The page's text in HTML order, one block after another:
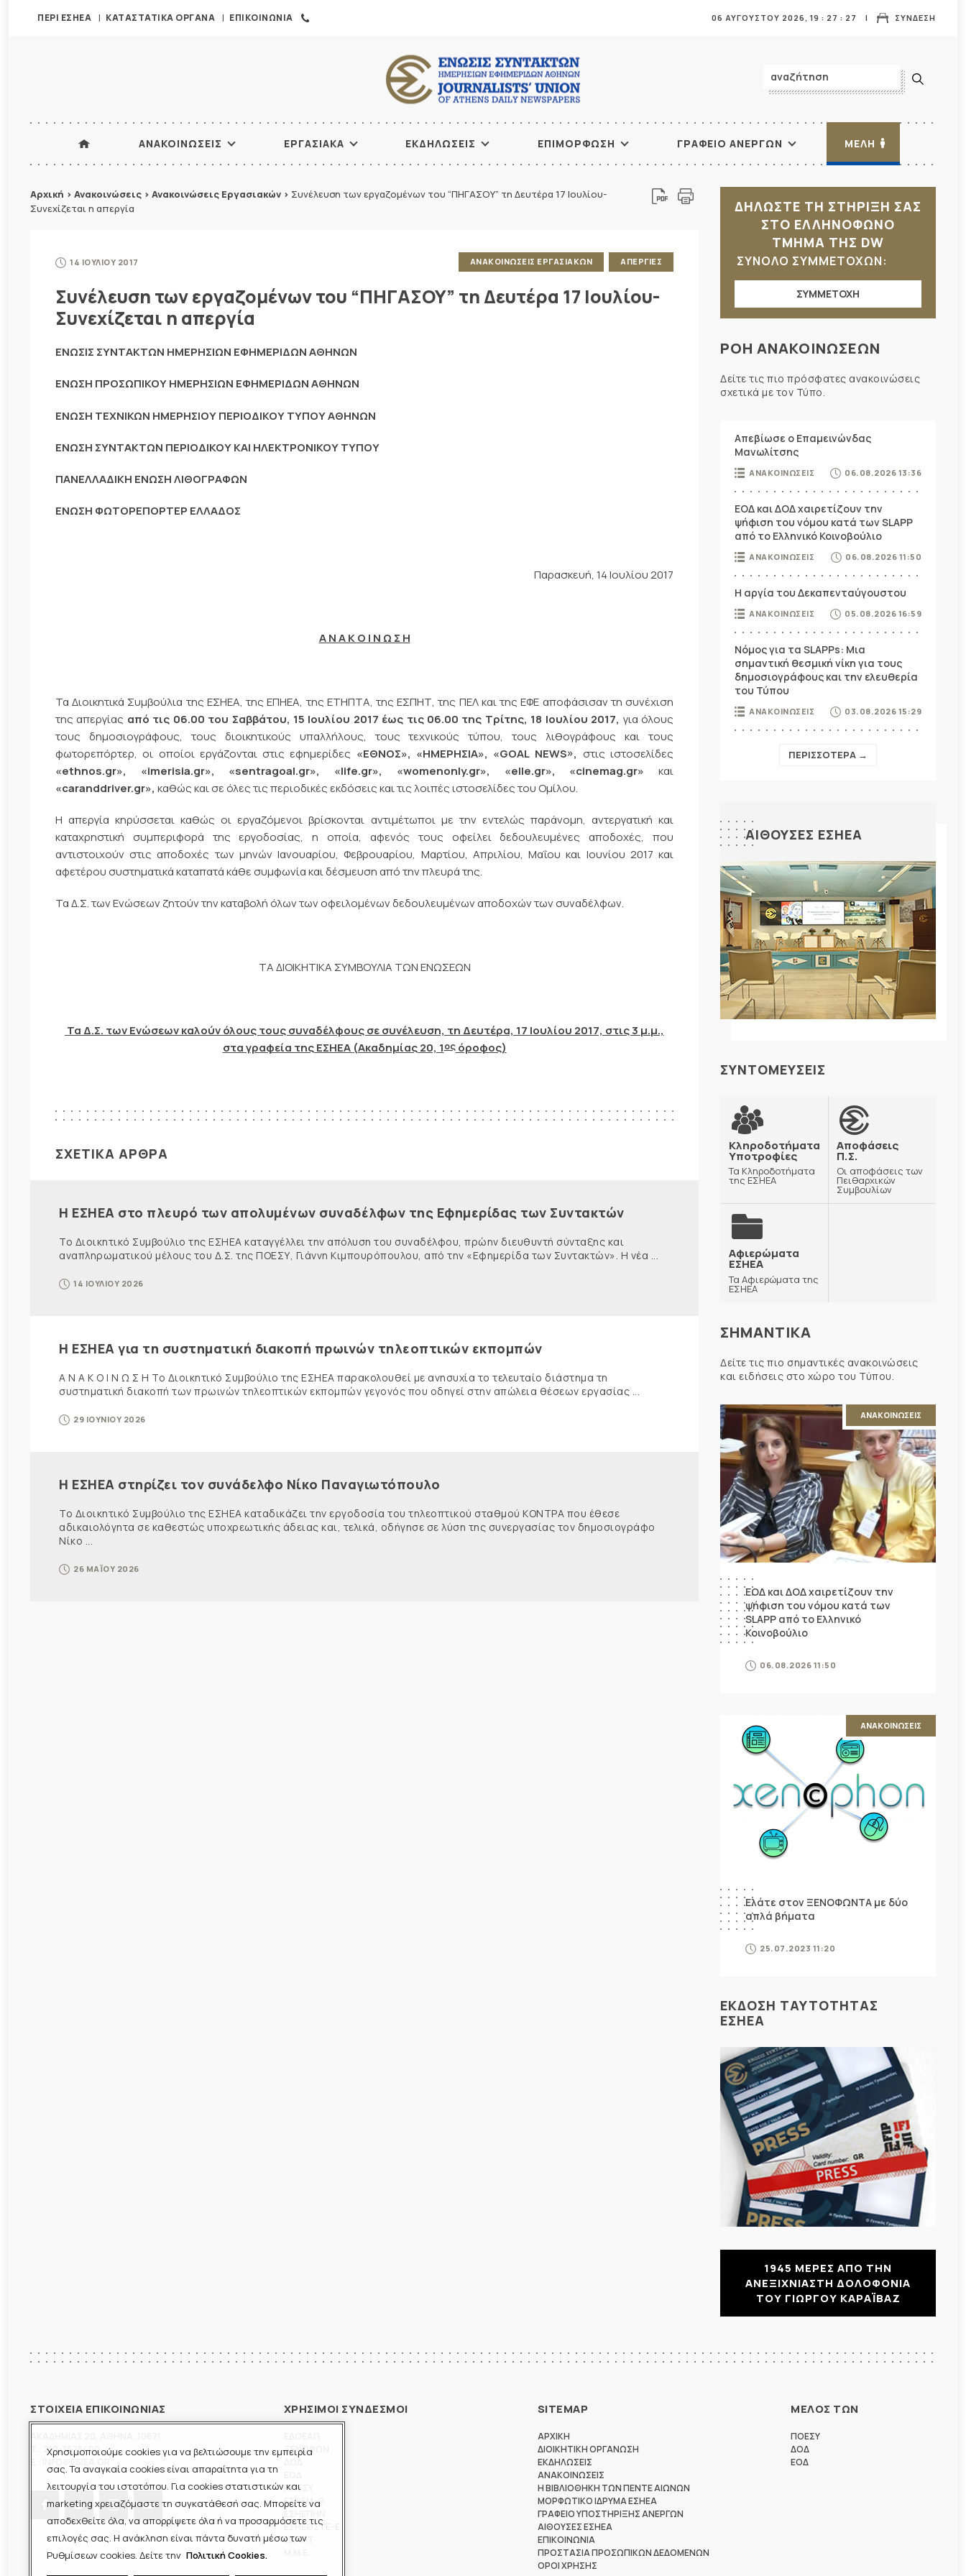
Χρησιμοποιούμε cookies για να βελτιώσουμε την εμπειρία
σας. Τα αναγκαία cookies είναι απαραίτητα για τη
λειτουργία του ιστοτόπου. Για cookies στατιστικών και
marketing χρειαζόμαστε τη συγκατάθεσή σας. Μπορείτε να
αποδεχθείτε όλα, να απορρίψετε όλα ή να προσαρμόσετε τις
επιλογές σας. Η ανάκληση είναι πάντα δυνατή μέσω των
Ρυθμίσεων cookies. Δείτε την Πολιτική Cookies.
ΠΕΡΙ ΕΣΗΕΑ ΚΑΤΑΣΤΑΤΙΚΑ ΟΡΓΑΝΑ ΕΠΙΚΟΙΝΩΝΙΑ ΣΥΝΔΕΣΗ
06 ΑΥΓΟΥΣΤΟΥ 2026, 19 : 27 : 28
ΑΝΑΚΟΙΝΩΣΕΙΣ ΕΡΓΑΣΙΑΚΑ ΕΚΔΗΛΩΣΕΙΣ ΕΠΙΜΟΡΦΩΣΗ ΓΡΑΦΕΙΟ ΑΝΕΡΓΩΝ ΜΕΛΗ
Αρχική > Ανακοινώσεις > Ανακοινώσεις Εργασιακών > Συνέλευση των εργαζομένων του “ΠΗΓΑΣΟΥ” τη Δευτέρα 17 Ιουλίου-
Συνεχίζεται η απεργία
14 ΙΟΥΛΙΟΥ 2017 ΑΝΑΚΟΙΝΩΣΕΙΣ ΕΡΓΑΣΙΑΚΩΝ ΑΠΕΡΓΙΕΣ
Συνέλευση των εργαζομένων του “ΠΗΓΑΣΟΥ” τη Δευτέρα 17 Ιουλίου-
Συνεχίζεται η απεργία
ΕΝΩΣΙΣ ΣΥΝΤΑΚΤΩΝ ΗΜΕΡΗΣΙΩΝ ΕΦΗΜΕΡΙΔΩΝ ΑΘΗΝΩΝ
ΕΝΩΣΗ ΠΡΟΣΩΠΙΚΟΥ ΗΜΕΡΗΣΙΩΝ ΕΦΗΜΕΡΙΔΩΝ ΑΘΗΝΩΝ
ΕΝΩΣΗ ΤΕΧΝΙΚΩΝ ΗΜΕΡΗΣΙΟΥ ΠΕΡΙΟΔΙΚΟΥ ΤΥΠΟΥ ΑΘΗΝΩΝ
ΕΝΩΣΗ ΣΥΝΤΑΚΤΩΝ ΠΕΡΙΟΔΙΚΟΥ ΚΑΙ ΗΛΕΚΤΡΟΝΙΚΟΥ ΤΥΠΟΥ
ΠΑΝΕΛΛΑΔΙΚΗ ΕΝΩΣΗ ΛΙΘΟΓΡΑΦΩΝ
ΕΝΩΣΗ ΦΩΤΟΡΕΠΟΡΤΕΡ ΕΛΛΑΔΟΣ
Παρασκευή, 14 Ιουλίου 2017
Α Ν Α Κ Ο Ι Ν Ω Σ Η
Τα Διοικητικά Συμβούλια της ΕΣΗΕΑ, της ΕΠΗΕΑ, της ΕΤΗΠΤΑ, της ΕΣΠΗΤ, της ΠΕΛ και της ΕΦΕ αποφάσισαν τη συνέχιση
της απεργίας από τις 06.00 του Σαββάτου, 15 Ιουλίου 2017 έως τις 06.00 της Τρίτης, 18 Ιουλίου 2017, για όλους
τους δημοσιογράφους, τους διοικητικούς υπαλλήλους, τους τεχνικούς τύπου, τους λιθογράφους και τους
φωτορεπόρτερ, οι οποίοι εργάζονται στις εφημερίδες «ΕΘΝΟΣ», «ΗΜΕΡΗΣΙΑ», «GOAL NEWS», στις ιστοσελίδες
«ethnos.gr», «imerisia.gr», «sentragoal.gr», «life.gr», «womenonly.gr», «elle.gr», «cinemag.gr»και
«caranddriver.gr», καθώς και σε όλες τις περιοδικές εκδόσεις και τις λοιπές ιστοσελίδες του Ομίλου.
Η απεργία κηρύσσεται καθώς οι εργαζόμενοι βρίσκονται αντιμέτωποι με την εντελώς παράνομη, αντεργατική και
καταχρηστική συμπεριφορά της εργοδοσίας, η οποία, αφενός τους οφείλει δεδουλευμένες αποδοχές, που
αντιστοιχούν στις αποδοχές των μηνών Ιανουαρίου, Φεβρουαρίου, Μαρτίου, Απριλίου, Μαΐου και Ιουνίου 2017 και
αφετέρου συστηματικά καταπατά κάθε συμφωνία και δέσμευση από την πλευρά της.
Τα Δ.Σ. των Ενώσεων ζητούν την καταβολή όλων των οφειλομένων δεδουλευμένων αποδοχών των συναδέλφων.
ΤΑ ΔΙΟΙΚΗΤΙΚΑ ΣΥΜΒΟΥΛΙΑ ΤΩΝ ΕΝΩΣΕΩΝ
Τα Δ.Σ. των Ενώσεων καλούν όλους τους συναδέλφους σε συνέλευση, τη Δευτέρα, 17 Ιουλίου 2017, στις 3 μ.μ.,
στα γραφεία της ΕΣΗΕΑ (Ακαδημίας 20, 1οςόροφος)
ΣΧΕΤΙΚΑ ΑΡΘΡΑ
Η ΕΣΗΕΑ στο πλευρό των απολυμένων συναδέλφων της Εφημερίδας των Συντακτών
Το Διοικητικό Συμβούλιο της ΕΣΗΕΑ καταγγέλλει την απόλυση του συναδέλφου, πρώην διευθυντή σύνταξης και
αναπληρωματικού μέλους του Δ.Σ. της ΠΟΕΣΥ, Γιάννη Κιμπουρόπουλου, από την «Εφημερίδα των Συντακτών». Η νέα ...
14 ΙΟΥΛΙΟΥ 2026
Η ΕΣΗΕΑ για τη συστηματική διακοπή πρωινών τηλεοπτικών εκπομπών
Α Ν Α Κ Ο Ι Ν Ω Σ Η Το Διοικητικό Συμβούλιο της ΕΣΗΕΑ παρακολουθεί με ανησυχία το τελευταίο διάστημα τη
συστηματική διακοπή των πρωινών τηλεοπτικών εκπομπών γεγονός που οδηγεί στην απώλεια θέσεων εργασίας ...
29 ΙΟΥΝΙΟΥ 2026
Η ΕΣΗΕΑ στηρίζει τον συνάδελφο Νίκο Παναγιωτόπουλο
Το Διοικητικό Συμβούλιο της ΕΣΗΕΑ καταδικάζει την εργοδοσία του τηλεοπτικού σταθμού ΚΟΝΤΡΑ που έθεσε
αδικαιολόγητα σε καθεστώς υποχρεωτικής άδειας και, τελικά, οδήγησε σε λύση της συνεργασίας τον δημοσιογράφο
Νίκο ...
26 ΜΑΪΟΥ 2026
ΔΗΛΩΣΤΕ ΤΗ ΣΤΗΡΙΞΗ ΣΑΣ
ΣΤΟ ΕΛΛΗΝΟΦΩΝΟ
ΤΜΗΜΑ ΤΗΣ DW
ΣΥΝΟΛΟ ΣΥΜΜΕΤΟΧΩΝ:
ΣΥΜΜΕΤΟΧΗ
ΡΟΗ ΑΝΑΚΟΙΝΩΣΕΩΝ
Δείτε τις πιο πρόσφατες ανακοινώσεις
σχετικά με τον Τύπο.
Απεβίωσε ο Επαμεινώνδας
Μανωλίτσης
ΑΝΑΚΟΙΝΩΣΕΙΣ 06.08.2026 13:36
ΕΟΔ και ΔΟΔ χαιρετίζουν την
ψήφιση του νόμου κατά των SLAPP
από το Ελληνικό Κοινοβούλιο
ΑΝΑΚΟΙΝΩΣΕΙΣ 06.08.2026 11:50
Η αργία του Δεκαπενταύγουστου
ΑΝΑΚΟΙΝΩΣΕΙΣ 05.08.2026 16:59
Νόμος για τα SLAPPs: Μια
σημαντική θεσμική νίκη για τους
δημοσιογράφους και την ελευθερία
του Τύπου
ΑΝΑΚΟΙΝΩΣΕΙΣ 03.08.2026 15:29
ΠΕΡΙΣΣΟΤΕΡΑ →
ΑΙΘΟΥΣΕΣ ΕΣΗΕΑ
ΣΥΝΤΟΜΕΥΣΕΙΣ
Κληροδοτήματα
Υποτροφίες
Τα Κληροδοτήματα
της ΕΣΗΕΑ
Αποφάσεις
Π.Σ.
Οι αποφάσεις των
Πειθαρχικών
Συμβουλίων
Αφιερώματα
ΕΣΗΕΑ
Τα Αφιερώματα της
ΕΣΗΕΑ
ΣΗΜΑΝΤΙΚΑ
Δείτε τις πιο σημαντικές ανακοινώσεις
και ειδήσεις στο χώρο του Τύπου.
ΑΝΑΚΟΙΝΩΣΕΙΣ
ΕΟΔ και ΔΟΔ χαιρετίζουν την
ψήφιση του νόμου κατά των
SLAPP από το Ελληνικό
Κοινοβούλιο
06.08.2026 11:50
ΑΝΑΚΟΙΝΩΣΕΙΣ
Ελάτε στον ΞΕΝΟΦΩΝΤΑ με δύο
απλά βήματα
25.07.2023 11:20
ΕΚΔΟΣΗ ΤΑΥΤΟΤΗΤΑΣ
ΕΣΗΕΑ
1945 ΜΕΡΕΣ ΑΠΟ ΤΗΝ
ΑΝΕΞΙΧΝΙΑΣΤΗ ΔΟΛΟΦΟΝΙΑ
ΤΟΥ ΓΙΩΡΓΟΥ ΚΑΡΑΪΒΑΖ
ΣΤΟΙΧΕΙΑ ΕΠΙΚΟΙΝΩΝΙΑΣ
210-3675400
ΧΡΗΣΙΜΟΙ ΣΥΝΔΕΣΜΟΙ
ΞΕΝΟΦΩΝ
ΠΟΕΣΥ
ΕΣΗΕΜ-Θ
ΕΣΗΕΘΣΤΕ-Ε
ΕΣΠΗΤ
SITEMAP
ΑΡΧΙΚΗ
ΔΙΟΙΚΗΤΙΚΗ ΟΡΓΑΝΩΣΗ
ΕΚΔΗΛΩΣΕΙΣ
ΑΝΑΚΟΙΝΩΣΕΙΣ
Η ΒΙΒΛΙΟΘΗΚΗ ΤΩΝ ΠΕΝΤΕ ΑΙΩΝΩΝ
ΜΟΡΦΩΤΙΚΟ ΙΔΡΥΜΑ ΕΣΗΕΑ
ΓΡΑΦΕΙΟ ΥΠΟΣΤΗΡΙΞΗΣ ΑΝΕΡΓΩΝ
ΑΙΘΟΥΣΕΣ ΕΣΗΕΑ
ΕΠΙΚΟΙΝΩΝΙΑ
ΠΡΟΣΤΑΣΙΑ ΠΡΟΣΩΠΙΚΩΝ ΔΕΔΟΜΕΝΩΝ
ΟΡΟΙ ΧΡΗΣΗΣ
ΜΕΛΟΣ ΤΩΝ
ΠΟΕΣΥ
ΔΟΔ
ΕΟΔ